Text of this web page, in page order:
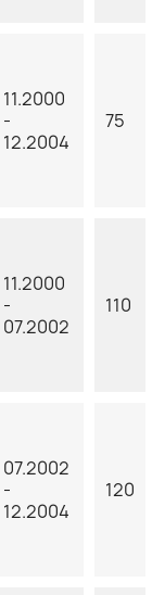
11.2000
-
12.2004
75
11.2000
-
07.2002
110
07.2002
-
12.2004
120